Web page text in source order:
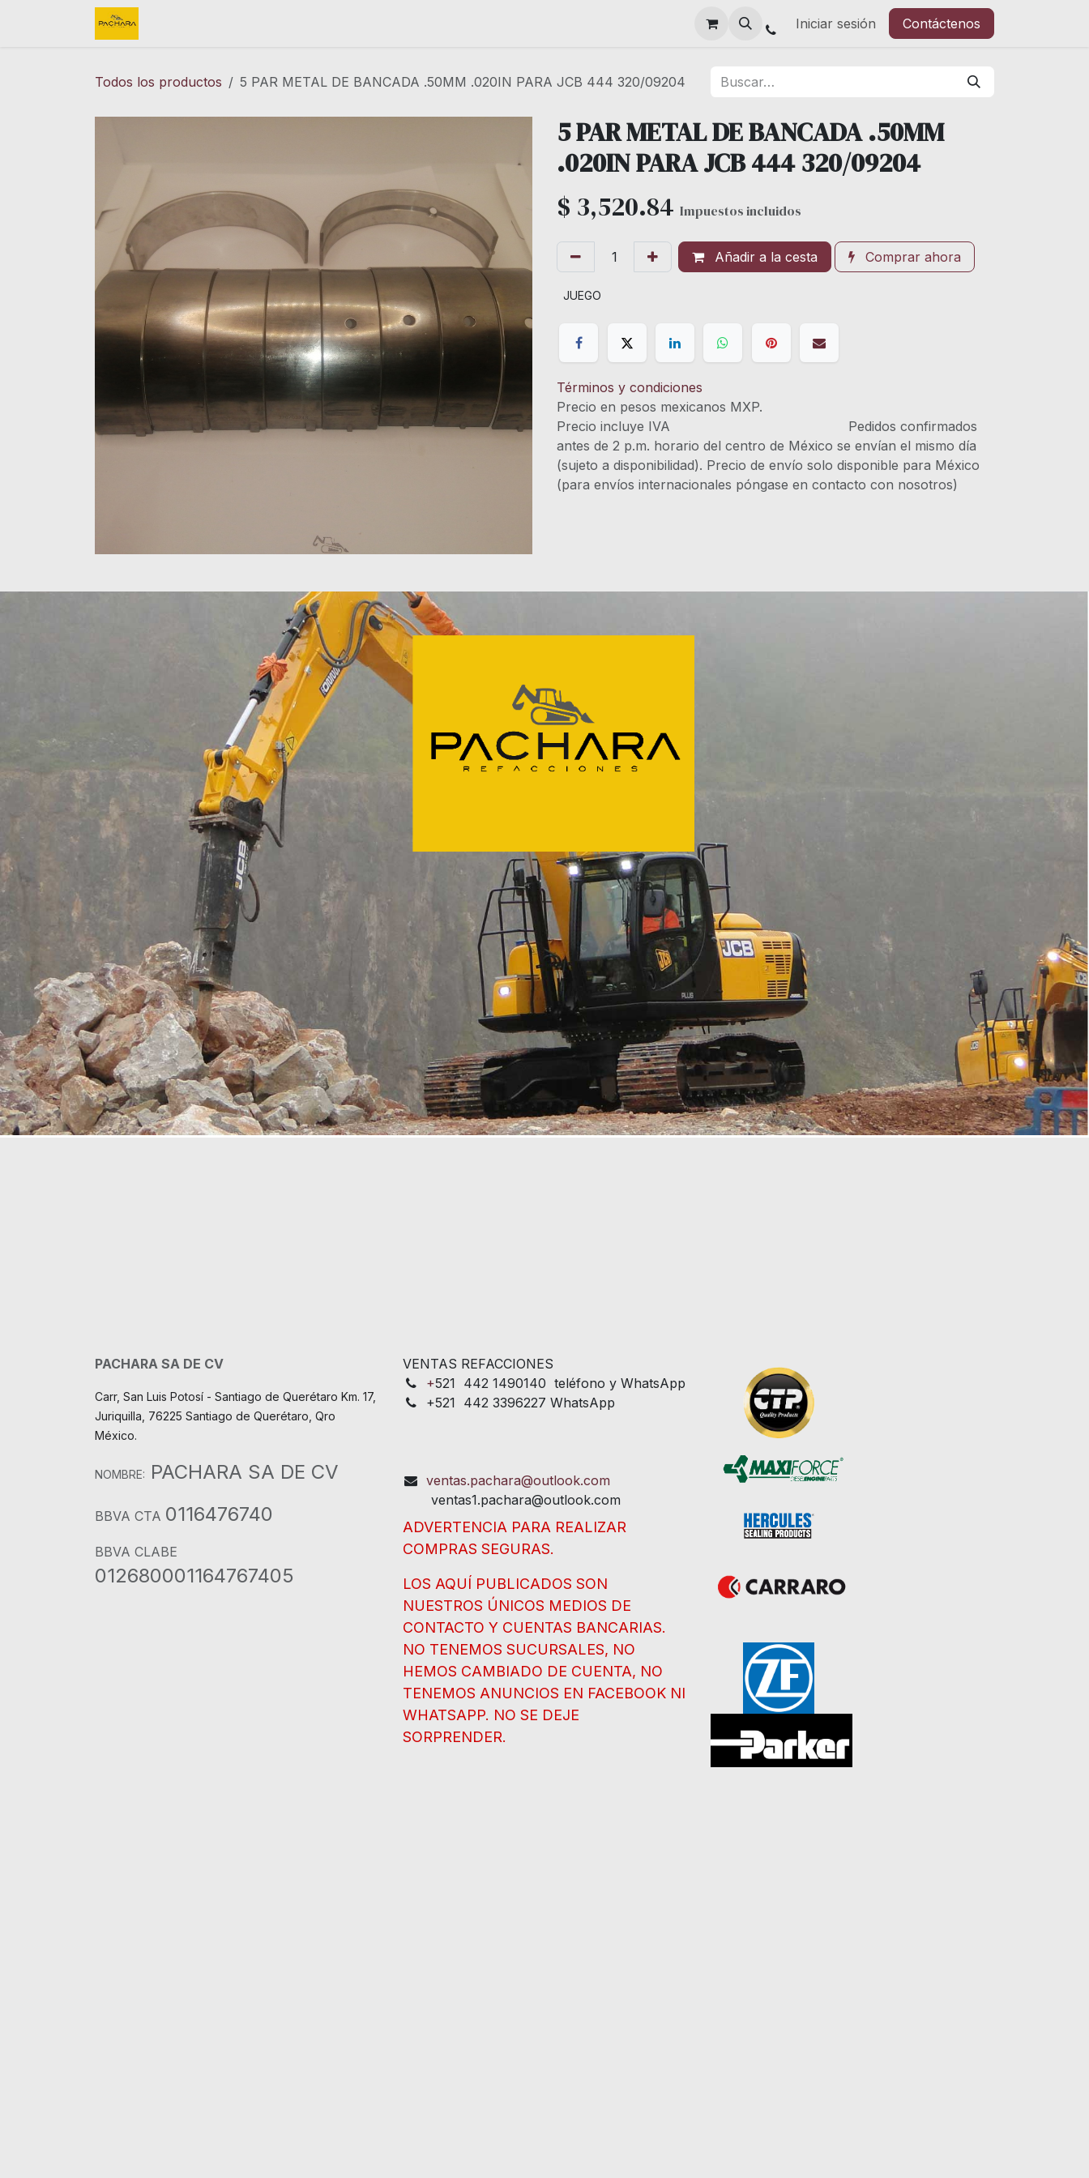
Iniciar sesión Contáctenos
Todos los productos 5 PAR METAL DE BANCADA .50MM .020IN PARA JCB 444 320/09204
5 PAR METAL DE BANCADA .50MM
.020IN PARA JCB 444 320/09204
$ 3,520.84 Impuestos incluidos
Añadir a la cesta Comprar ahora
JUEGO
Términos y condiciones
Precio en pesos mexicanos MXP.
Precio incluye IVA Pedidos confirmados
antes de 2 p.m. horario del centro de México se envían el mismo día
(sujeto a disponibilidad). Precio de envío solo disponible para México
(para envíos internacionales póngase en contacto con nosotros)
PACHARA SA DE CV
Carr, San Luis Potosí - Santiago de Querétaro Km. 17,
Juriquilla, 76225 Santiago de Querétaro, Qro
México.
NOMBRE: PACHARA SA DE CV
BBVA CTA 0116476740
BBVA CLABE
012680001164767405
VENTAS REFACCIONES
+521 442 1490140 teléfono y WhatsApp
+521 442 3396227 WhatsApp
ventas.pachara@outlook.com
ventas1.pachara@outlook.com
ADVERTENCIA PARA REALIZAR
COMPRAS SEGURAS.
LOS AQUÍ PUBLICADOS SON
NUESTROS ÚNICOS MEDIOS DE
CONTACTO Y CUENTAS BANCARIAS.
NO TENEMOS SUCURSALES, NO
HEMOS CAMBIADO DE CUENTA, NO
TENEMOS ANUNCIOS EN FACEBOOK NI
WHATSAPP. NO SE DEJE
SORPRENDER.